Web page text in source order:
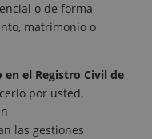
o de forma
matrimonio o
el Registro Civil de
por usted,
las gestiones